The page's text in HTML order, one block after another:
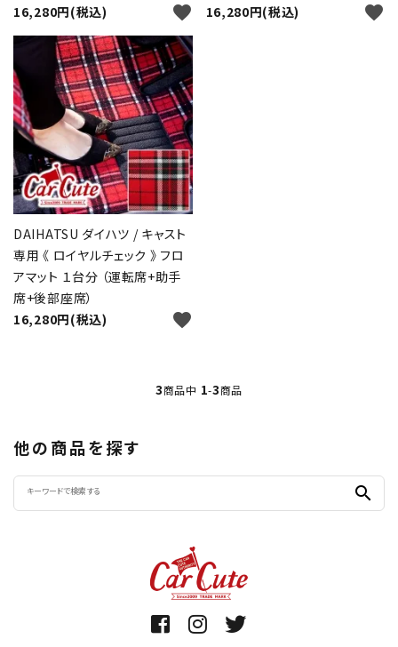
16,280円(税込)
favorite
16,280円(税込)
favorite
DAIHATSU ダイハツ / キャスト
専用 《 ロイヤルチェック 》 フロ
アマット １台分 （運転席+助手
席+後部座席）
16,280円(税込)
favorite
3商品中 1-3商品
他の商品を探す
search
キーワード
カテゴリー
検索する